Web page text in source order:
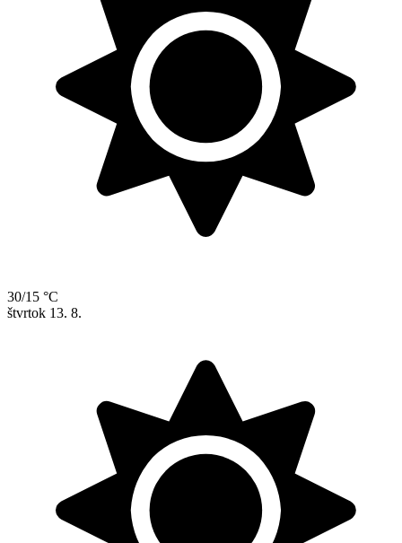
30/15 °C
štvrtok 13. 8.